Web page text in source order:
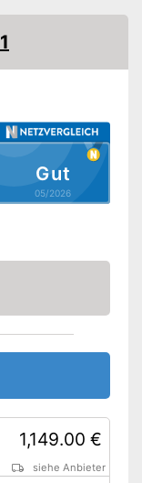
Gut
05/2026
1,149.00 €
siehe Anbieter